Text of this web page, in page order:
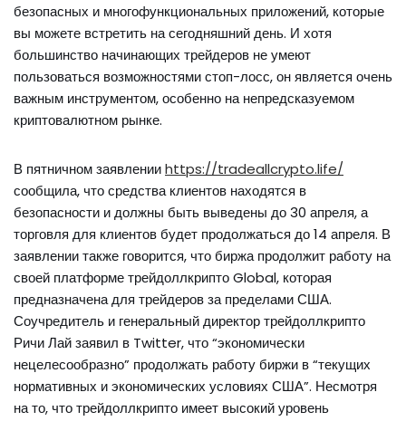
безопасных и многофункциональных приложений, которые
вы можете встретить на сегодняшний день. И хотя
большинство начинающих трейдеров не умеют
пользоваться возможностями стоп-лосс, он является очень
важным инструментом, особенно на непредсказуемом
криптовалютном рынке.
В пятничном заявленииhttps://tradeallcrypto.life/
сообщила, что средства клиентов находятся в
безопасности и должны быть выведены до 30 апреля, а
торговля для клиентов будет продолжаться до 14 апреля. В
заявлении также говорится, что биржа продолжит работу на
своей платформе трейдоллкрипто Global, которая
предназначена для трейдеров за пределами США.
Соучредитель и генеральный директор трейдоллкрипто
Ричи Лай заявил в Twitter, что “экономически
нецелесообразно” продолжать работу биржи в “текущих
нормативных и экономических условиях США”. Несмотря
на то, что трейдоллкрипто имеет высокий уровень